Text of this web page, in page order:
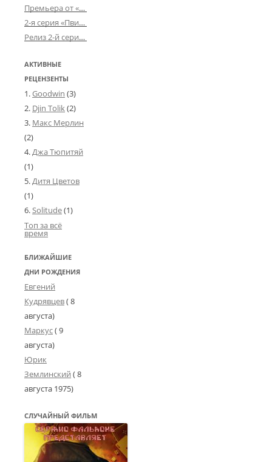
Премьера от «Усталого королевства»: «Игорь начал»
2-я серия «Пвин Тикса» от 2-D
Релиз 2-й серии «БДСМ-людей» от «Аркада Фильм»
АКТИВНЫЕ
РЕЦЕНЗЕНТЫ
Goodwin (3)
Djin Tolik(2)
Макс Мерлин
(2)
Джа Тюпитяй
(1)
Дитя Цветов
(1)
Solitude(1)
Топ за всё
время
БЛИЖАЙШИЕ
ДНИ РОЖДЕНИЯ
Евгений
Кудрявцев( 8
августа)
Маркус( 9
августа)
Юрик
Землинский (8
августа 1975)
СЛУЧАЙНЫЙ ФИЛЬМ